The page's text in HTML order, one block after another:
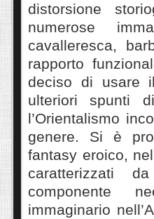
distorsione
numerose
cavalleresca,
rapporto
deciso di usare
ulteriori spunti
l’Orientalismo
genere. Si è
fantasy eroico,
caratterizzati
componente
immaginario